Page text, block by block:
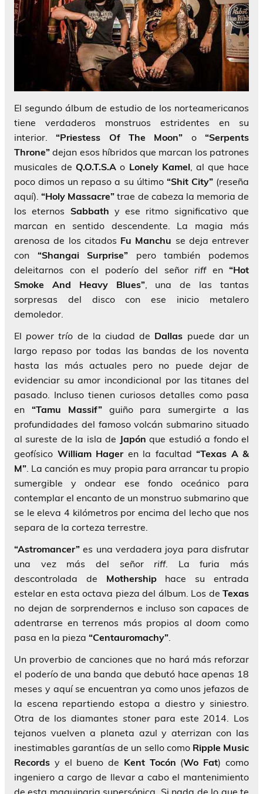
El segundo álbum de estudio de los norteamericanos
tiene verdaderos monstruos estridentes en su
interior.“Priestess Of The Moon” o“Serpents
Throne” dejan esos híbridos que marcan los patrones
musicales deQ.O.T.S.A o Lonely Kamel , al que hace
poco dimos un repaso a su último “Shit City”(reseña
aquí).“Holy Massacre” trae de cabeza la memoria de
los eternos Sabbath y ese ritmo significativo que
marcan en sentido descendente. La magia más
arenosa de los citados Fu Manchu se deja entrever
con “Shangai Surprise” pero también podemos
deleitarnos con el poderío del señor riffen “Hot
Smoke And Heavy Blues”, una de las tantas
sorpresas del disco con ese inicio metalero
demoledor.
El power trío de la ciudad de Dallas puede dar un
largo repaso por todas las bandas de los noventa
hasta las más actuales pero no puede dejar de
evidenciar su amor incondicional por las titanes del
pasado. Incluso tienen curiosos detalles como pasa
en “Tamu Massif” guiño para sumergirte a las
profundidades del famoso volcán submarino situado
al sureste de la isla de Japón que estudió a fondo el
geofísico William Hageren la facultad “Texas A &
M” . La canción es muy propia para arrancar tu propio
sumergible y ondear ese fondo oceánico para
contemplar el encanto de un monstruo submarino que
se le eleva 4 kilómetros por encima del lecho que nos
separa de la corteza terrestre.
“Astromancer” es una verdadera joya para disfrutar
una vez más del señor riff. La furia más
descontrolada de Mothershiphace su entrada
estelar en esta octava pieza del álbum. Los de Texas
no dejan de sorprendernos e incluso son capaces de
adentrarse en terrenos más propios aldoom como
pasa en la pieza “Centauromachy”
Un proverbio de canciones que no hará más reforzar
el poderío de una banda que debutó hace apenas 18
meses y aquí se encuentran ya como unos jefazos de
la escena repartiendo estopa a diestro y siniestro.
Otra de los diamantes stonerpara este 2014. Los
tejanos vuelven a planeta azul y aterrizan con las
inestimables garantías de un sello como Ripple Music
Records y el bueno de Kent Tocón (Wo Fat) como
ingeniero a cargo de llevar a cabo el mantenimiento
de esta maquinaria supersónica. Si nada de lo que te